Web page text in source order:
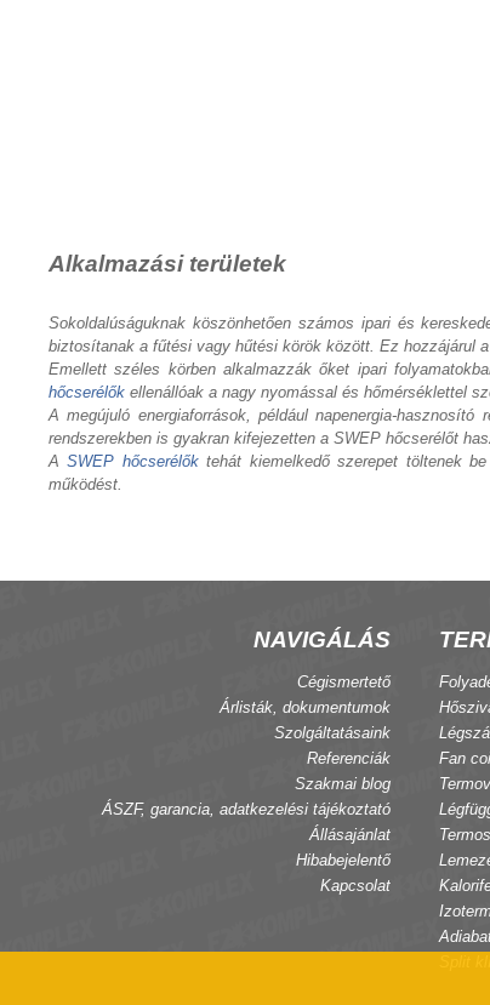
Alkalmazási területek
Sokoldalúságuknak köszönhetően számos ipari és
biztosítanak a fűtési vagy hűtési körök között. Ez hozzájárul
Emellett széles körben alkalmazzák őket ipari
hőcserélők ellenállóak a nagy nyomással és hőmérséklettel
A megújuló energiaforrások, például napenergia-
rendszerekben is gyakran kifejezetten a SWEP hőcserélőt
ASWEP hőcserélőktehát kiemelkedő szerepet töltenek
működést.
NAVIGÁLÁS
Cégismertető
Árlisták, dokumentumok
Szolgáltatásaink
Referenciák
Szakmai blog
ÁSZF, garancia, adatkezelési tájékoztató
Állásajánlat
Hibabejelentő
Kapcsolat
Fan